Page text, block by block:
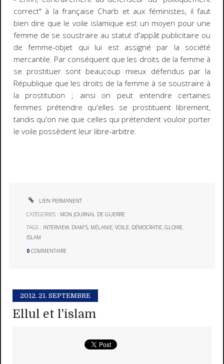
correct" à la française Charb et aux féministes, il faut
bien dire que le voile islamique est un moyen pour une
femme de se soustraire au statut d'appât publicitaire ou
de femme-objet qui lui est assigné par la société
mercantile. Par conséquent que les droits de la femme à
se prostituer sont beaucoup mieux défendus par la
République que les droits de la femme à se soustraire à
la prostitution ; ainsi on peut entendre certaines
femmes prétendre qu'elles se prostituent librement,
tandis qu'on nie que celles qui prétendent vouloir porter
le voile possèdent leur libre-arbitre.
LIEN PERMANENT
CATÉGORIES : MON JOURNAL DE GUERRE
TAGS : INTERVIEW, DIAM'S, MÉLANIE,VOILE, DÉMOCRATIE,GLOIRE,
ISLAM
0 COMMENTAIRE
2012. 21. SEPTEMBRE
Ellul et l'islam